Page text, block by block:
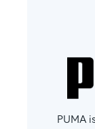
PUMA